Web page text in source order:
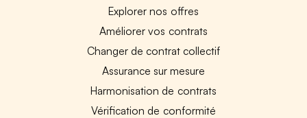
Explorer nos offres
Améliorer vos contrats
Changer de contrat collectif
Assurance sur mesure
Harmonisation de contrats
Vérification de conformité